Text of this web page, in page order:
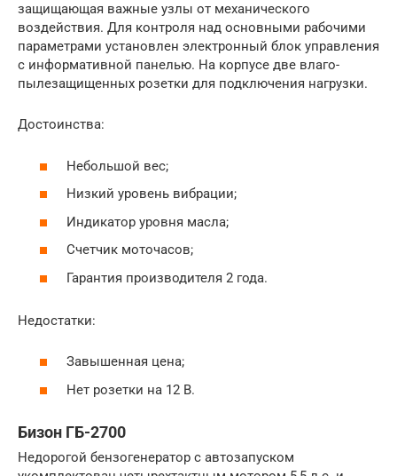
защищающая важные узлы от механического
воздействия. Для контроля над основными рабочими
параметрами установлен электронный блок управления
с информативной панелью. На корпусе две влаго-
пылезащищенных розетки для подключения нагрузки.
Достоинства:
Небольшой вес;
Низкий уровень вибрации;
Индикатор уровня масла;
Счетчик моточасов;
Гарантия производителя 2 года.
Недостатки:
Завышенная цена;
Нет розетки на 12 В.
Бизон ГБ-2700
Недорогой бензогенератор с автозапуском